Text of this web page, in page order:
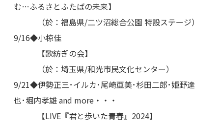
む…ふるさとふたばの未来】
（於：福島県/二ツ沼総合公園 特設ステージ）
9/16◆小椋佳
【歌紡ぎの会】
（於：埼玉県/和光市民文化センター）
9/21◆伊勢正三･イルカ･尾崎亜美･杉田二郎･姫野達
也･堀内孝雄 and more・・・
【LIVE『君と歩いた青春』2024】